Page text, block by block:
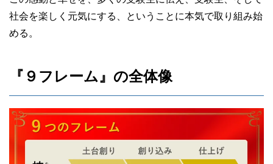
社会を楽しく元気にする、ということに本気で取り組み始
める。
『９フレーム』の全体像